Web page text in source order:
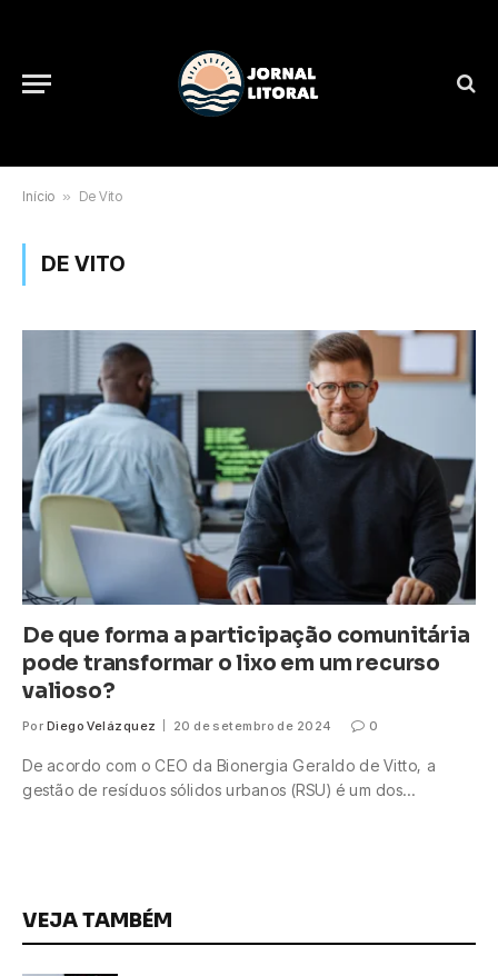
Início » De Vito
DE VITO
De que forma a participação comunitária
pode transformar o lixo em um recurso
valioso?
Por Diego Velázquez 20 de setembro de 2024 0
De acordo com o CEO da Bionergia Geraldo de Vitto, a
gestão de resíduos sólidos urbanos (RSU) é um dos…
VEJA TAMBÉM